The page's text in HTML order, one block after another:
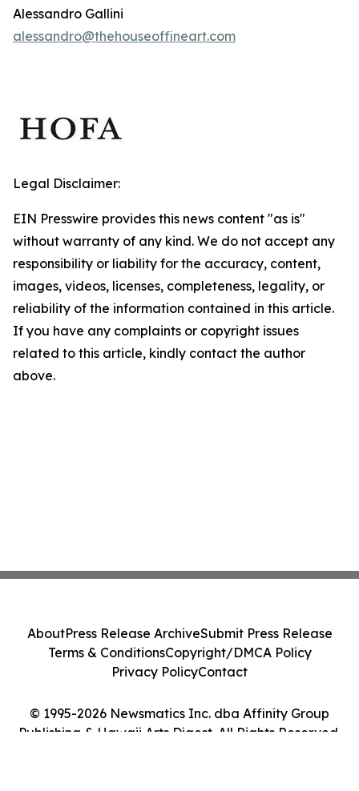
Alessandro Gallini
alessandro@thehouseoffineart.com
Legal Disclaimer:
EIN Presswire provides this news content "as is"
without warranty of any kind. We do not accept any
responsibility or liability for the accuracy, content,
images, videos, licenses, completeness, legality, or
reliability of the information contained in this article.
If you have any complaints or copyright issues
related to this article, kindly contact the author
above.
© 1995-2026 Newsmatics Inc. dba Affinity Group
Publishing & Hawaii Arts Digest. All Rights Reserved.
AboutPress Release ArchiveSubmit Press Release
Terms & ConditionsCopyright/DMCA Policy
Privacy PolicyContact